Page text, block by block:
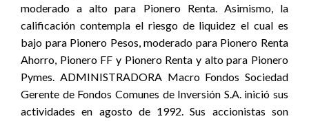
moderado a alto para Pionero Renta. Asimismo, la
calificación contempla el riesgo de liquidez el cual es
bajo para Pionero Pesos, moderado para Pionero Renta
Ahorro, Pionero FF y Pionero Renta y alto para Pionero
Pymes. ADMINISTRADORA Macro Fondos Sociedad
Gerente de Fondos Comunes de Inversión S.A. inició sus
actividades en agosto de 1992. Sus accionistas son